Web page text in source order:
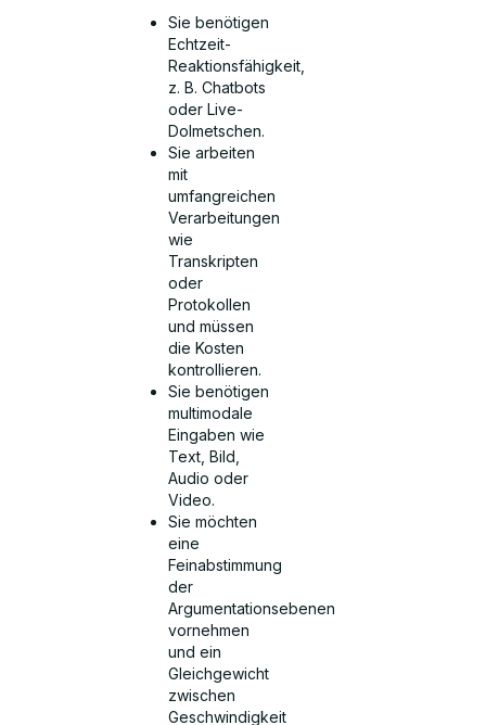
Sie benötigen
Echtzeit-
Reaktionsfähigkeit,
z. B. Chatbots
oder Live-
Dolmetschen.
Sie arbeiten
mit
umfangreichen
Verarbeitungen
wie
Transkripten
oder
Protokollen
und müssen
die Kosten
kontrollieren.
Sie benötigen
multimodale
Eingaben wie
Text, Bild,
Audio oder
Video.
Sie möchten
eine
Feinabstimmung
der
Argumentationsebenen
vornehmen
und ein
Gleichgewicht
zwischen
Geschwindigkeit